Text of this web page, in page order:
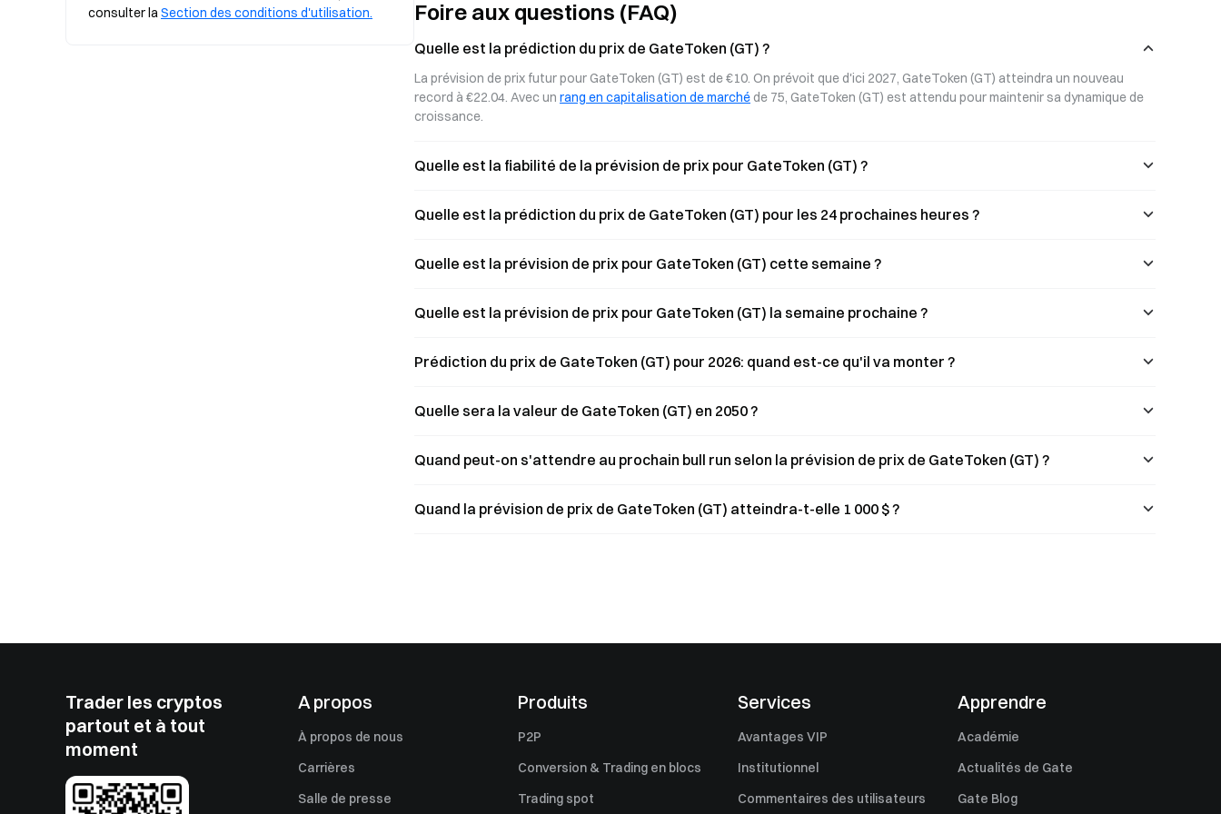
consulter la Section des conditions d'utilisation.
paiements directs en USDT, BTC, ETH et
GT, tout en offrant jusqu’à 8 % de
cashback sur les achats, rendant ainsi les
actifs numériques véritablement
utilisables.
millions de commerçants Visa à travers
plus récents et comment en faire la
demande.
Découvrez les avantages et les
dernières actualités de Gate Card.
Foire aux questions (FAQ)
Quelle est la prédiction du prix de GateToken (GT) ?
La prévision de prix futur pour GateToken (GT) est de €10. On prévoit que d'ici 2027, GateToken (GT) atteindra un nouveau
record à €22.04. Avec un rang en capitalisation de marché de 75, GateToken (GT) est attendu pour maintenir sa dynamique de
croissance.
Quelle est la fiabilité de la prévision de prix pour GateToken (GT) ?
Quelle est la prédiction du prix de GateToken (GT) pour les 24 prochaines heures ?
Quelle est la prévision de prix pour GateToken (GT) cette semaine ?
Quelle est la prévision de prix pour GateToken (GT) la semaine prochaine ?
Prédiction du prix de GateToken (GT) pour 2026: quand est-ce qu'il va monter ?
Quelle sera la valeur de GateToken (GT) en 2050 ?
Quand peut-on s'attendre au prochain bull run selon la prévision de prix de GateToken (GT) ?
Quand la prévision de prix de GateToken (GT) atteindra-t-elle 1 000 $ ?
Trader les cryptos
partout et à tout
moment
A propos
À propos de nous
Carrières
Salle de presse
Produits
P2P
Conversion & Trading en blocs
Trading spot
Services
Avantages VIP
Institutionnel
Commentaires des utilisateurs
Apprendre
Académie
Actualités de Gate
Gate Blog